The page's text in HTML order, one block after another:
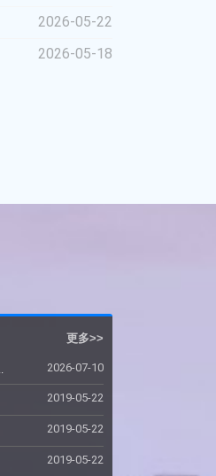
2026-05-22
2026-05-18
更多>>
2026-07-10
2019-05-22
2019-05-22
2019-05-22